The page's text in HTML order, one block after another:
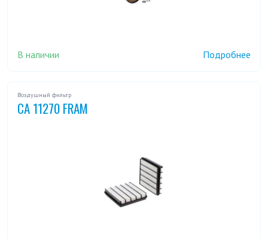
В наличии Подробнее
Воздушный фильтр
CA 11270 FRAM